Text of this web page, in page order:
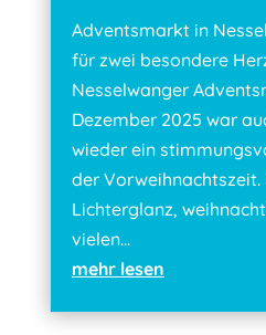
Adventsmarkt in
für zwei besondere
Nesselwanger
Dezember 2025 war
wieder ein
der Vorweihnachtszeit.
Lichterglanz,
vielen...
mehr lesen